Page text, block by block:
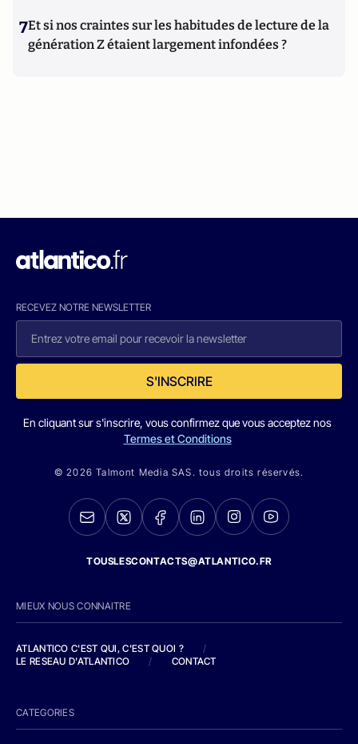
7Et si nos craintes sur les habitudes de lecture de la
génération Z étaient largement infondées ?
RECEVEZ NOTRE NEWSLETTER
S'INSCRIRE
En cliquant sur s'inscrire, vous confirmez que vous acceptez nos
Termes et Conditions
© 2026 Talmont Media SAS. tous droits réservés.
TOUSLESCONTACTS@ATLANTICO.FR
MIEUX NOUS CONNAITRE
ATLANTICO C'EST QUI, C'EST QUOI ?
/
LE RESEAU D'ATLANTICO
/ CONTACT
CATEGORIES